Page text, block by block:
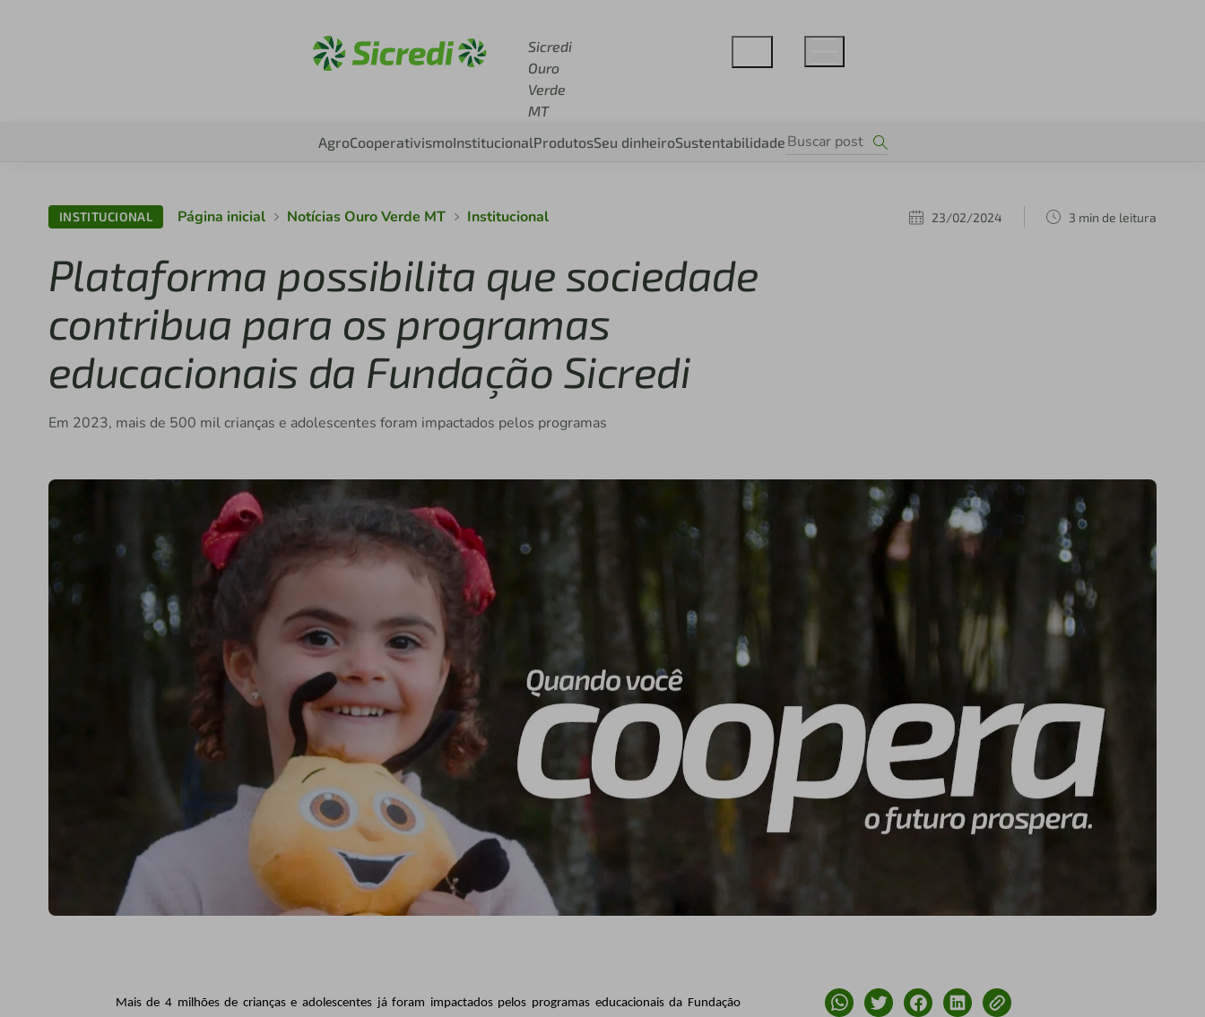
Sicredi
Ouro
Verde
MT
AgroCooperativismoInstitucionalProdutosSeu dinheiroSustentabilidade
INSTITUCIONAL Página inicial Notícias Ouro Verde MT Institucional 23/02/2024 3 min de leitura
Plataforma possibilita que sociedade
contribua para os programas
educacionais da Fundação Sicredi
Em 2023, mais de 500 mil crianças e adolescentes foram impactados pelos programas
Mais de 4 milhões de crianças e adolescentes já foram impactados pelos programas educacionais da Fundação